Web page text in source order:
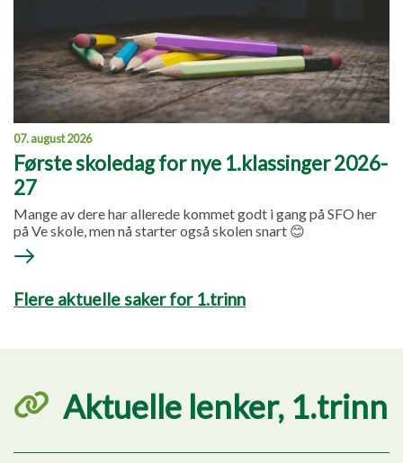
07. august 2026
Første skoledag for nye 1.klassinger 2026-
27
Mange av dere har allerede kommet godt i gang på SFO her
på Ve skole, men nå starter også skolen snart 😊
Flere aktuelle saker for 1.trinn
Aktuelle lenker, 1.trinn